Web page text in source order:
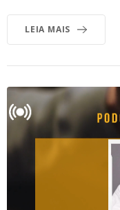
LEIA MAIS